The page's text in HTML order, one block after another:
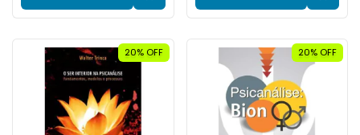
20% OFF 20% OFF